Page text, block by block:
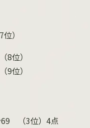
7位）
8位）
9位）
69 （3位） 4点